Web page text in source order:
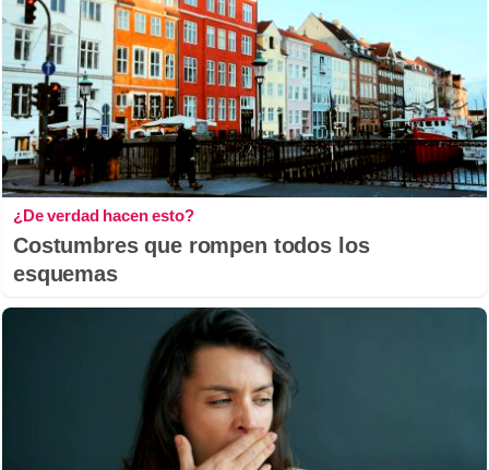
¿De verdad hacen esto?
Costumbres que rompen todos los
esquemas